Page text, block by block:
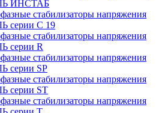
ИНСТАБ
стабилизаторы напряжения
серии C 19
стабилизаторы напряжения
серии R
стабилизаторы напряжения
серии SP
стабилизаторы напряжения
серии ST
стабилизаторы напряжения